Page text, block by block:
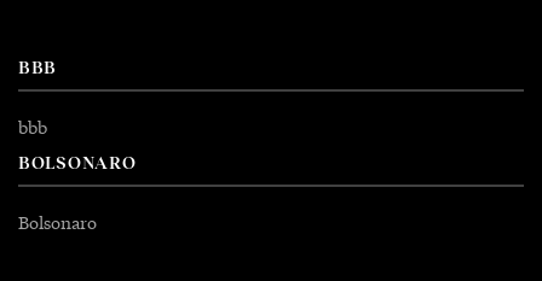
BBB
bbb
BOLSONARO
Bolsonaro